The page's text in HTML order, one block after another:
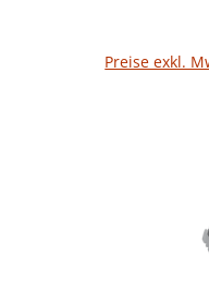
Preise exkl.
In